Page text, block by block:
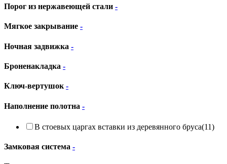
Порог из нержавеющей стали -
Мягкое закрывание -
Ночная задвижка -
Броненакладка -
Ключ-вертушок -
Наполнение полотна -
В стоевых царгах вставки из деревянного бруса(11)
Замковая система -